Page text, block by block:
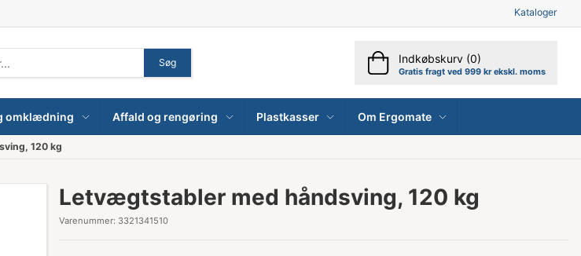
Kataloger
Søg Indkøbskurv (0)
Gratis fragt ved 999 kr ekskl. moms
omklædning Affald og rengøring Plastkasser Om Ergomate
120 kg
Letvægtstabler med håndsving, 120 kg
Varenummer: 3321341510